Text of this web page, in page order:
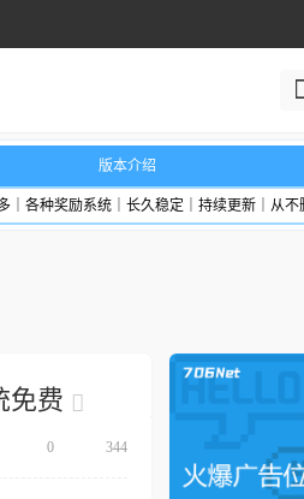
版本介绍
｜各种奖励系统｜长久稳定｜持续更新｜从不
免费
344
0